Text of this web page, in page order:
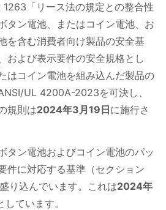
1263「リース法の規定との整合性
タン電池、またはコイン電池、お
を含む消費者向け製品の安全基
および表示要件の安全規格とし
はコイン電池を組み込んだ製品の
UL 4200A-2023を可決し、
規則は2024年3月19日 に施行さ
タン電池およびコイン電池のパッ
件に対応する基準（セクション
り込んでいます。これは2024年
しています。